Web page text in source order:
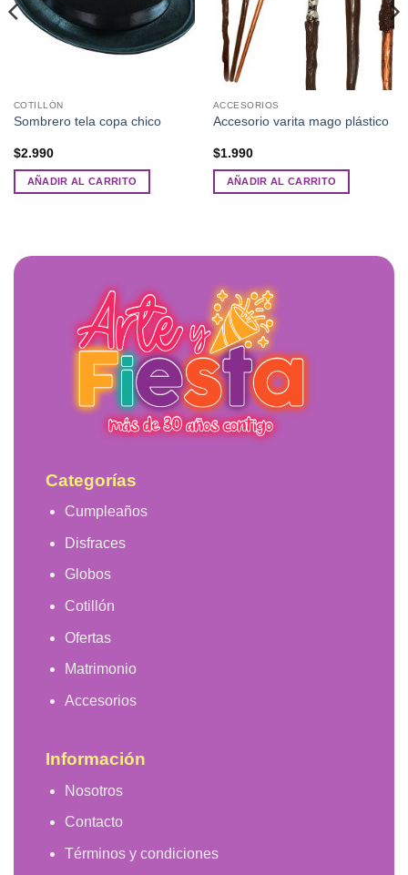
COTILLÓN
Sombrero tela copa chico
$2.990
AÑADIR AL CARRITO
ACCESORIOS
Accesorio varita mago plástico
$1.990
AÑADIR AL CARRITO
Categorías
Cumpleaños
Disfraces
Globos
Cotillón
Ofertas
Matrimonio
Accesorios
Información
Nosotros
Contacto
Términos y condiciones